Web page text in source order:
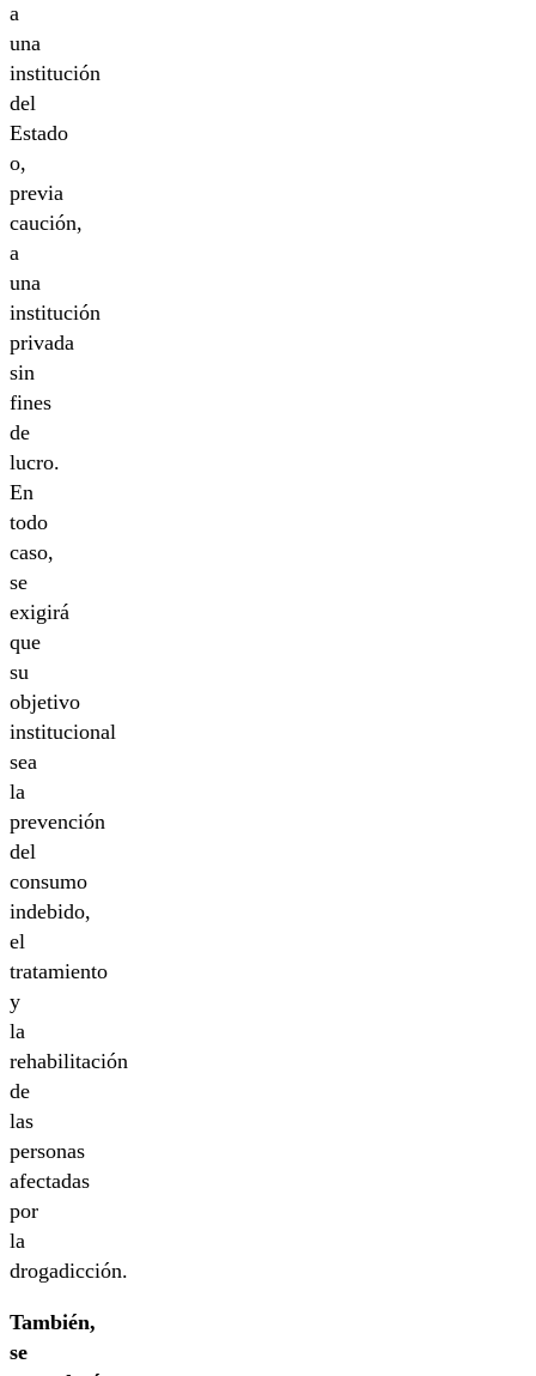
a
una
institución
del
Estado
o,
previa
caución,
a
una
institución
privada
sin
fines
de
lucro.
En
todo
caso,
se
exigirá
que
su
objetivo
institucional
sea
la
prevención
del
consumo
indebido,
el
tratamiento
y
la
rehabilitación
de
las
personas
afectadas
por
la
drogadicción.
También,
se